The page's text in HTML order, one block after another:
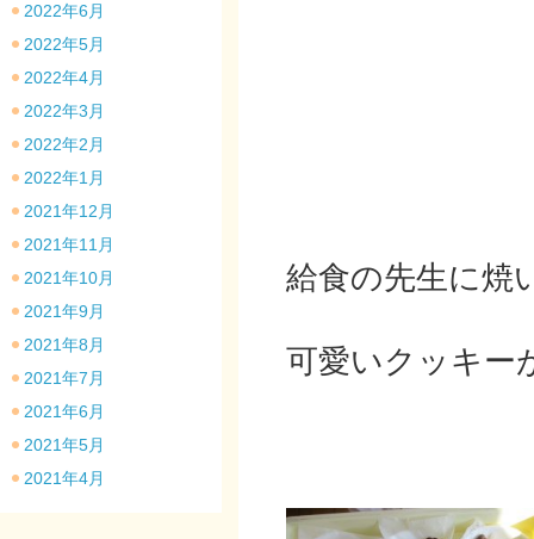
給食の先生に焼
可愛いクッキー
2022年6月
2022年5月
2022年4月
2022年3月
2022年2月
2022年1月
2021年12月
2021年11月
2021年10月
2021年9月
2021年8月
2021年7月
2021年6月
2021年5月
2021年4月